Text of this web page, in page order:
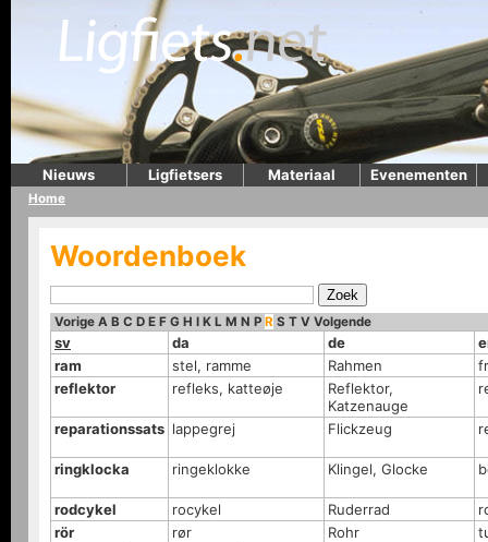
Nieuws Ligfietsers Materiaal Evenementen
Home
Woordenboek
Vorige A B C D E F G H I K L M N P R S T V Volgende
sv da de
ram
stel, ramme Rahmen
reflektor
refleks, katteøje
Reflektor,
Katzenauge
reparationssats lappegrej Flickzeug
ringklocka ringeklokke Klingel, Glocke
rodcykel rocykel Ruderrad
rör
rør Rohr